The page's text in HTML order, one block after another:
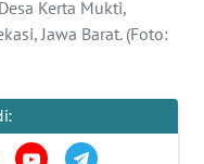
Kerta Mukti,
Jawa Barat. (Foto: